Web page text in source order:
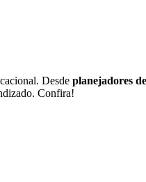
Desde planejadores
Confira!